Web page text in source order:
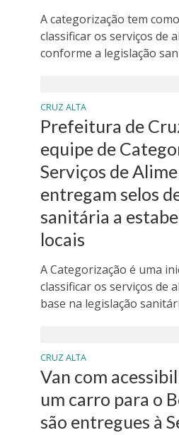
A categorização tem
classificar os serviços de
conforme a legislação
CRUZ ALTA
Prefeitura de
equipe de
Serviços de
entregam selos
sanitária a
locais
A Categorização é uma
classificar os serviços de
base na legislação
CRUZ ALTA
Van com
um carro para o
são entregues à